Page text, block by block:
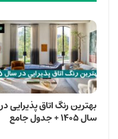
بهترین رنگ اتاق پذیرایی در
سال ۱۴۰۵ + جدول جامع